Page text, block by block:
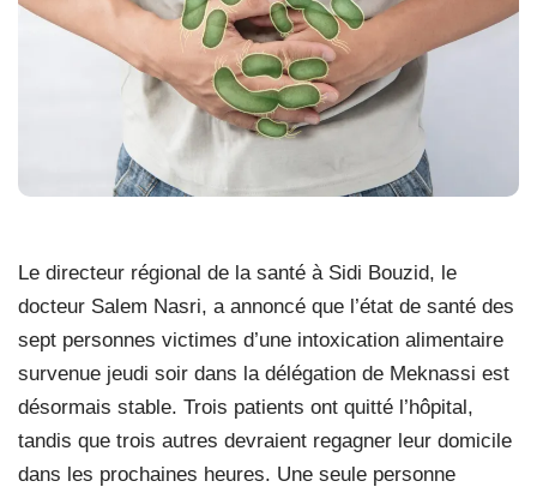
Le directeur régional de la santé à Sidi Bouzid, le
docteur Salem Nasri, a annoncé que l’état de santé des
sept personnes victimes d’une intoxication alimentaire
survenue jeudi soir dans la délégation de Meknassi est
désormais stable. Trois patients ont quitté l’hôpital,
tandis que trois autres devraient regagner leur domicile
dans les prochaines heures. Une seule personne